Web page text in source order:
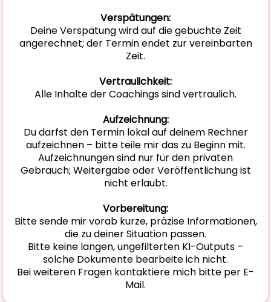
Verspätungen:
Deine Verspätung wird auf die gebuchte Zeit
angerechnet; der Termin endet zur vereinbarten
Zeit.
Vertraulichkeit:
Alle Inhalte der Coachings sind vertraulich.
Aufzeichnung:
Du darfst den Termin lokal auf deinem Rechner
aufzeichnen – bitte teile mir das zu Beginn mit.
Aufzeichnungen sind nur für den privaten
Gebrauch; Weitergabe oder Veröffentlichung ist
nicht erlaubt.
Vorbereitung:
Bitte sende mir vorab kurze, präzise Informationen,
die zu deiner Situation passen.
Bitte keine langen, ungefilterten KI-Outputs –
solche Dokumente bearbeite ich nicht.
Bei weiteren Fragen kontaktiere mich bitte per E-
Mail.